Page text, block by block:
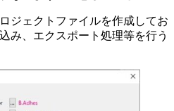
ジェクトファイルを作成してお
み、エクスポート処理等を行う